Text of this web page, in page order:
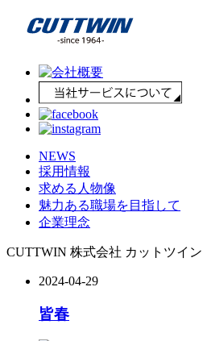
NEWS
採用情報
求める人物像
魅力ある職場を目指して
企業理念
CUTTWIN 株式会社 カットツイ
2024-04-29
皆春